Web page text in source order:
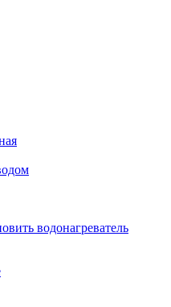
водонагреватель